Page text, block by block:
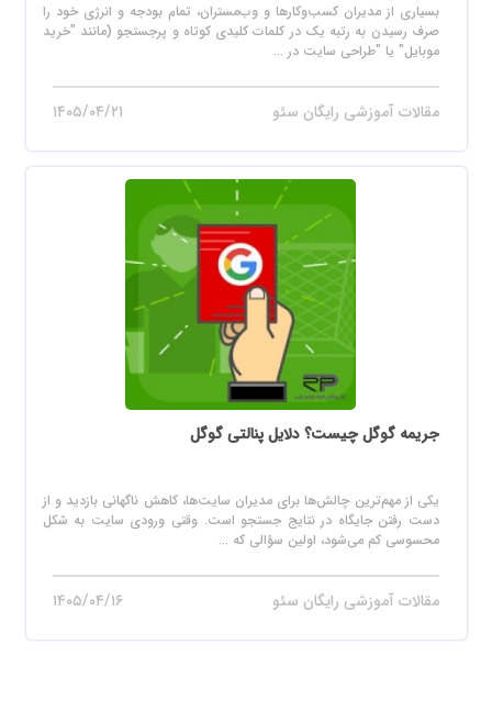
بسیاری از مدیران کسب‌وکارها و وب‌مستران، تمام بودجه و انرژی خود را
صرف رسیدن به رتبه یک در کلمات کلیدی کوتاه و پرجستجو (مانند "خرید
موبایل" یا "طراحی سایت در ...
مقالات آموزشی رایگان سئو ۱۴۰۵/۰۴/۲۱
جریمه گوگل چیست؟ دلایل پنالتی گوگل
یکی از مهم‌ترین چالش‌ها برای مدیران سایت‌ها، کاهش ناگهانی بازدید و از
دست رفتن جایگاه در نتایج جستجو است. وقتی ورودی سایت به شکل
محسوسی کم می‌شود، اولین سؤالی که ...
مقالات آموزشی رایگان سئو ۱۴۰۵/۰۴/۱۶